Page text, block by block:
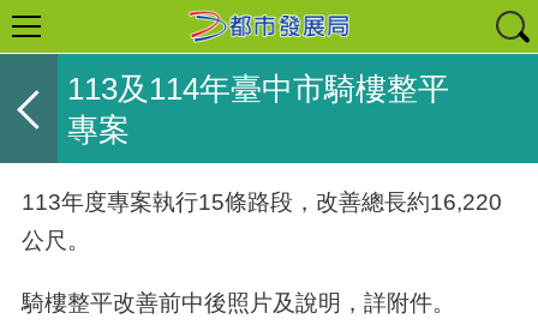
113及114年臺中市騎樓整平
專案
113年度專案執行15條路段，改善總長約16,220
公尺。
騎樓整平改善前中後照片及說明，詳附件。